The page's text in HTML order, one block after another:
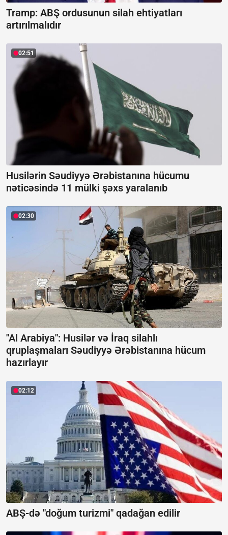
Tramp: ABŞ ordusunun silah ehtiyatları
artırılmalıdır
02:51
Husilərin Səudiyyə Ərəbistanına hücumu
nəticəsində 11 mülki şəxs yaralanıb
02:30
"Al Arabiya": Husilər və İraq silahlı
qruplaşmaları Səudiyyə Ərəbistanına hücum
hazırlayır
02:12
ABŞ-də "doğum turizmi" qadağan edilir